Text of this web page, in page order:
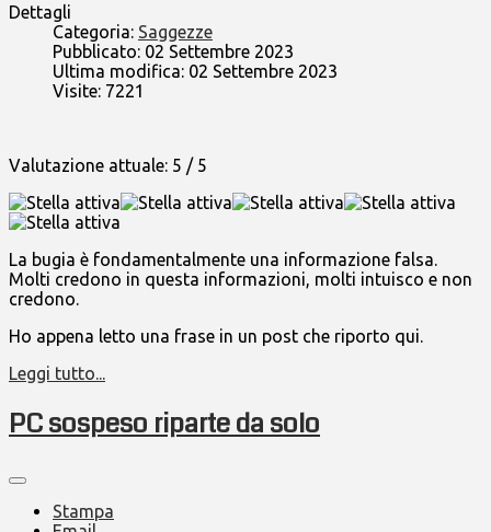
Dettagli
Categoria: Saggezze
Pubblicato: 02 Settembre 2023
Ultima modifica: 02 Settembre 2023
Visite: 7221
Valutazione attuale: 5 / 5
La bugia è fondamentalmente una informazione falsa.
Molti credono in questa informazioni, molti intuisco e non
credono.
Ho appena letto una frase in un post che riporto qui.
Leggi tutto...
PC sospeso riparte da solo
Stampa